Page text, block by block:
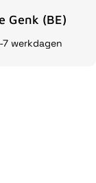
Genk (BE)
7 werkdagen